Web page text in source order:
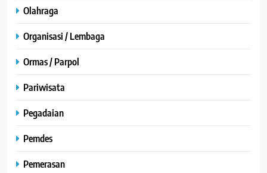
Olahraga
Organisasi / Lembaga
Ormas / Parpol
Pariwisata
Pegadaian
Pemdes
Pemerasan